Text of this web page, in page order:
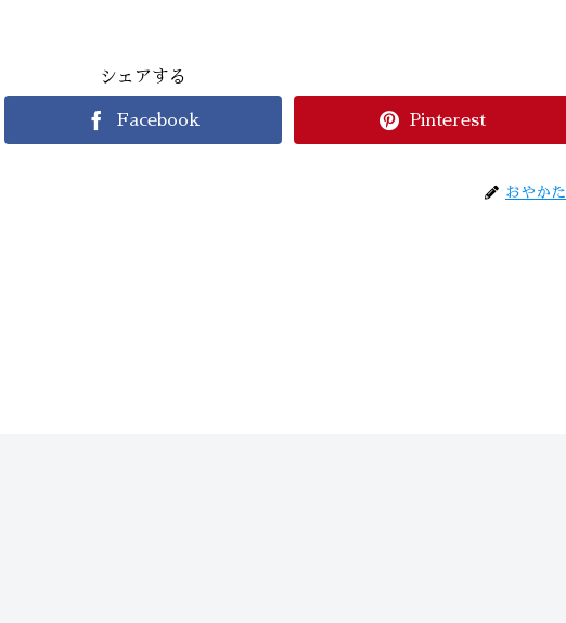
シェアする
Facebook Pinterest
おやかた